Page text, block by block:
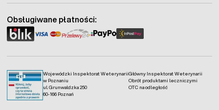
Wojewódzki Inspektorat Weterynarii
w Poznaniu
ul. Grunwaldzka 250
60-166 Poznań
Główny Inspektorat Weterynarii
Obrót produktami leczniczymi
OTC na odległość
Obsługiwane płatności: